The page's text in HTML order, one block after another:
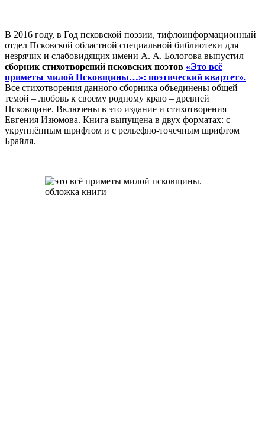
В 2016 году, в Год псковской поэзии, тифлоинформационный
отдел Псковской областной специальной библиотеки для
незрячих и слабовидящих имени А. А. Бологова выпустил
сборник стихотворений псковских поэтов «Это всё
приметы милой Псковщины…»: поэтический квартет».
Все стихотворения данного сборника объединены общей
темой – любовь к своему родному краю – древней
Псковщине. Включены в это издание и стихотворения
Евгения Изюмова. Книга выпущена в двух форматах: с
укрупнённым шрифтом и с рельефно-точечным шрифтом
Брайля.